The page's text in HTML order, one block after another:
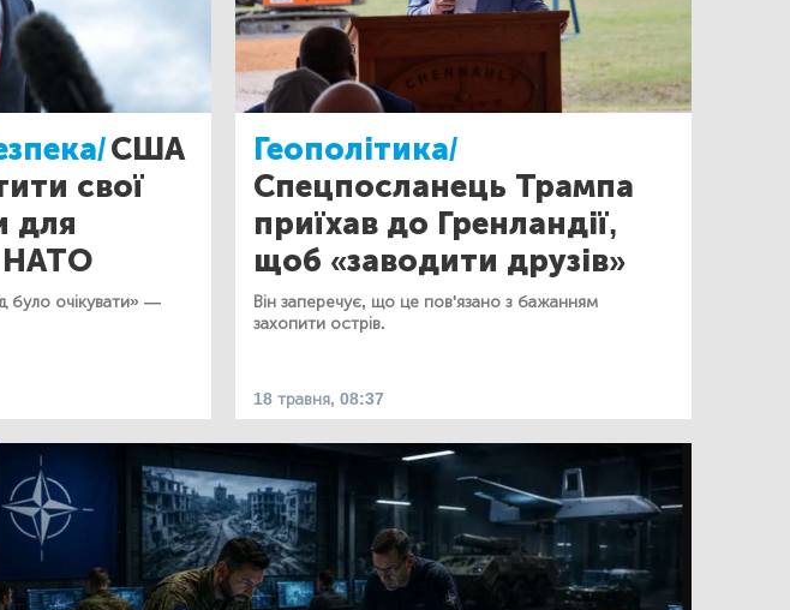
США
свої
для
НАТО
було очікувати» —
Геополітика/
Спецпосланець Трампа
приїхав до Гренландії,
щоб «заводити друзів»
Він заперечує, що це пов'язано з бажанням
захопити острів.
18 травня, 08:37